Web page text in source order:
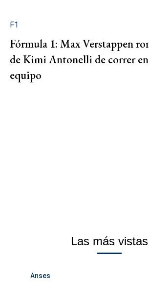
F1
Fórmula 1: Max Verstappen
de Kimi Antonelli de correr
equipo
Las más vistas
Anses